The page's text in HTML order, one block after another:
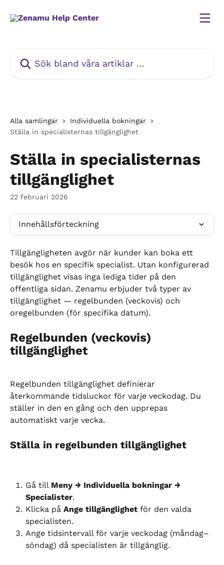
Alla samlingar
Individuella bokningar
Ställa in specialisternas tillgänglighet
Ställa in specialisternas
tillgänglighet
22 februari 2026
Innehållsförteckning
Tillgängligheten avgör när kunder kan boka ett
besök hos en specifik specialist. Utan konfigurerad
tillgänglighet visas inga lediga tider på den
offentliga sidan. Zenamu erbjuder två typer av
tillgänglighet — regelbunden (veckovis) och
oregelbunden (för specifika datum).
Regelbunden (veckovis)
tillgänglighet
Regelbunden tillgänglighet definierar
återkommande tidsluckor för varje veckodag. Du
ställer in den en gång och den upprepas
automatiskt varje vecka.
Ställa in regelbunden tillgänglighet
Gå till Meny → Individuella bokningar →
Specialister.
Klicka på Ange tillgänglighet för den valda
specialisten.
Ange tidsintervall för varje veckodag (måndag–
söndag) då specialisten är tillgänglig.